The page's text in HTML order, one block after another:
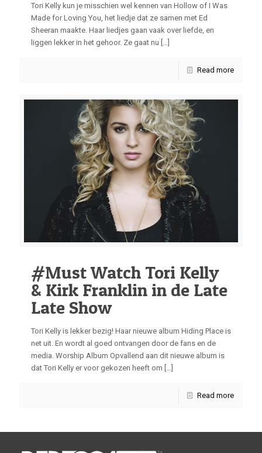
Tori Kelly kun je misschien wel kennen van Hollow of I Was
Made for Loving You, het liedje dat ze samen met Ed
Sheeran maakte. Haar liedjes gaan vaak over liefde, en
liggen lekker in het gehoor. Ze gaat nu […]
Read more
#Must Watch Tori Kelly
& Kirk Franklin in de Late
Late Show
Tori Kelly is lekker bezig! Haar nieuwe album Hiding Place is
net uit. En wordt al goed ontvangen door de fans en de
media. Worship Album Opvallend aan dit nieuwe album is
dat Tori Kelly er voor gekozen heeft om
Read more